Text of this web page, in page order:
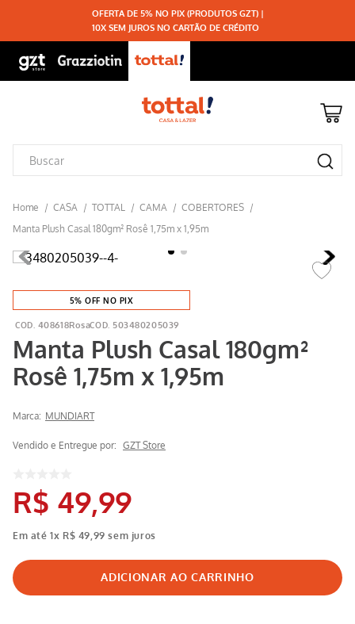
OFERTA DE 5% NO PIX (PRODUTOS GZT) |
10X SEM JUROS NO CARTÃO DE CRÉDITO
TOTTAL CAMA
COBERTORES
Manta Plush Casal 180gm² Rosê 1,75m x 1,95m
5% OFF NO PIX
408618Rosa 503480205039
Manta Plush Casal 180gm²
Rosê 1,75m x 1,95m
Marca: MUNDIART
Vendido e Entregue por: GZT Store
R$ 49,99
Em até1x R$ 49 99 sem juros